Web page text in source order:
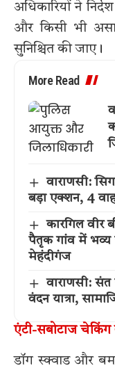
अधिकारियों ने
और किसी भी
सुनिश्चित की जाए।
More Read
वाराणसी:
बड़ा एक्शन, 4
कारगिल वीर
पैतृक गांव में भव्य
मेहंदीगंज
वाराणसी:
वंदन यात्रा,
एंटी-सबोटाज चेकिंग
डॉग स्क्वाड और बम